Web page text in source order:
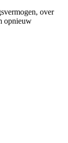
over
opnieuw